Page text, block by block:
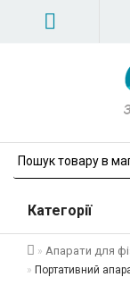
Категорії
Апарати для
Портативний